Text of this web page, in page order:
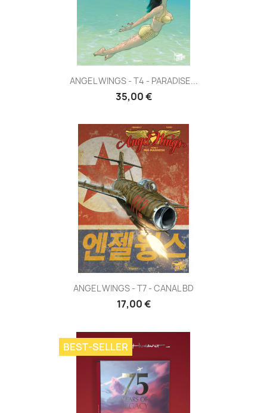
ANGEL WINGS - T4 - PARADISE...
35,00 €
ANGEL WINGS - T7 - CANAL BD
17,00 €
BEST-SELLER